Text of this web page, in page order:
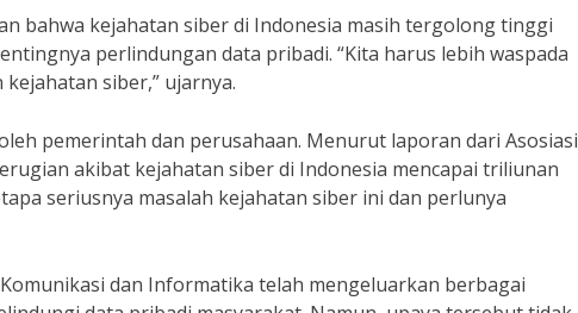
bahwa kejahatan siber di Indonesia masih tergolong tinggi
perlindungan data pribadi. “Kita harus lebih waspada
siber,” ujarnya.
pemerintah dan perusahaan. Menurut laporan dari Asosiasi
akibat kejahatan siber di Indonesia mencapai triliunan
seriusnya masalah kejahatan siber ini dan perlunya
dan Informatika telah mengeluarkan berbagai